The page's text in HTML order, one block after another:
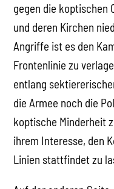
gegen die koptischen
und deren Kirchen
Angriffe ist es den
Frontenlinie zu
entlang
die Armee noch die
koptische Minderheit
ihrem Interesse, den
Linien stattfindet zu